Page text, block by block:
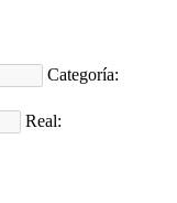
Categoría:
Real: